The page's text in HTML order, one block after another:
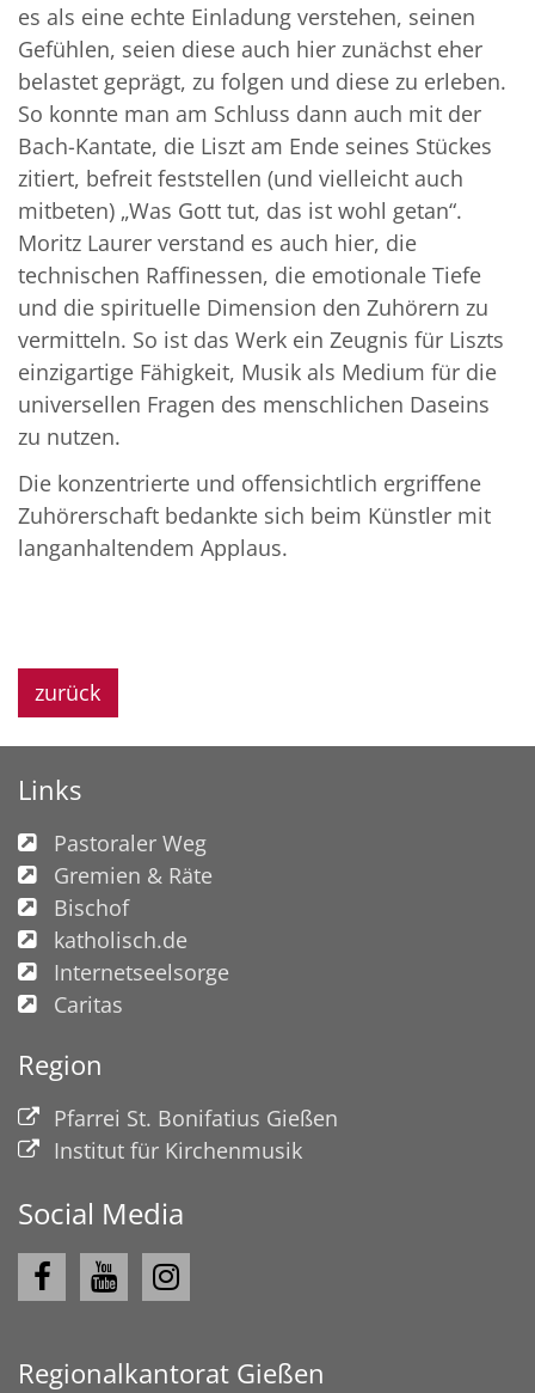
es als eine echte Einladung verstehen, seinen
Gefühlen, seien diese auch hier zunächst eher
belastet geprägt, zu folgen und diese zu erleben.
So konnte man am Schluss dann auch mit der
Bach-Kantate, die Liszt am Ende seines Stückes
zitiert, befreit feststellen (und vielleicht auch
mitbeten) „Was Gott tut, das ist wohl getan“.
Moritz Laurer verstand es auch hier, die
technischen Raffinessen, die emotionale Tiefe
und die spirituelle Dimension den Zuhörern zu
vermitteln. So ist das Werk ein Zeugnis für Liszts
einzigartige Fähigkeit, Musik als Medium für die
universellen Fragen des menschlichen Daseins
zu nutzen.
Die konzentrierte und offensichtlich ergriffene
Zuhörerschaft bedankte sich beim Künstler mit
langanhaltendem Applaus.
zurück
Links
Pastoraler Weg
Gremien & Räte
Bischof
katholisch.de
Internetseelsorge
Caritas
Region
Pfarrei St. Bonifatius Gießen
Institut für Kirchenmusik
Social Media
Regionalkantorat Gießen